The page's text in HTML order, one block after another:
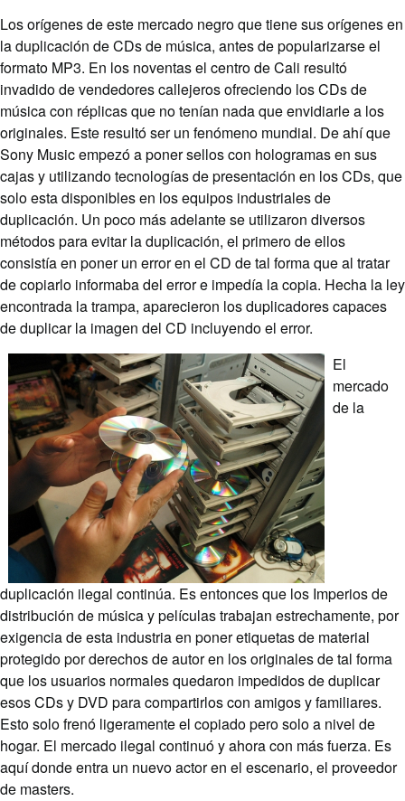
Los orígenes de este mercado negro que tiene sus orígenes en
la duplicación de CDs de música, antes de popularizarse el
formato MP3. En los noventas el centro de Cali resultó
invadido de vendedores callejeros ofreciendo los CDs de
música con réplicas que no tenían nada que envidiarle a los
originales. Este resultó ser un fenómeno mundial. De ahí que
Sony Music empezó a poner sellos con hologramas en sus
cajas y utilizando tecnologías de presentación en los CDs, que
solo esta disponibles en los equipos industriales de
duplicación. Un poco más adelante se utilizaron diversos
métodos para evitar la duplicación, el primero de ellos
consistía en poner un error en el CD de tal forma que al tratar
de copiarlo informaba del error e impedía la copia. Hecha la ley
encontrada la trampa, aparecieron los duplicadores capaces
de duplicar la imagen del CD incluyendo el error.
El
mercado
de la
duplicación ilegal continúa. Es entonces que los Imperios de
distribución de música y películas trabajan estrechamente, por
exigencia de esta industria en poner etiquetas de material
protegido por derechos de autor en los originales de tal forma
que los usuarios normales quedaron impedidos de duplicar
esos CDs y DVD para compartirlos con amigos y familiares.
Esto solo frenó ligeramente el copiado pero solo a nivel de
hogar. El mercado ilegal continuó y ahora con más fuerza. Es
aquí donde entra un nuevo actor en el escenario, el proveedor
de masters.